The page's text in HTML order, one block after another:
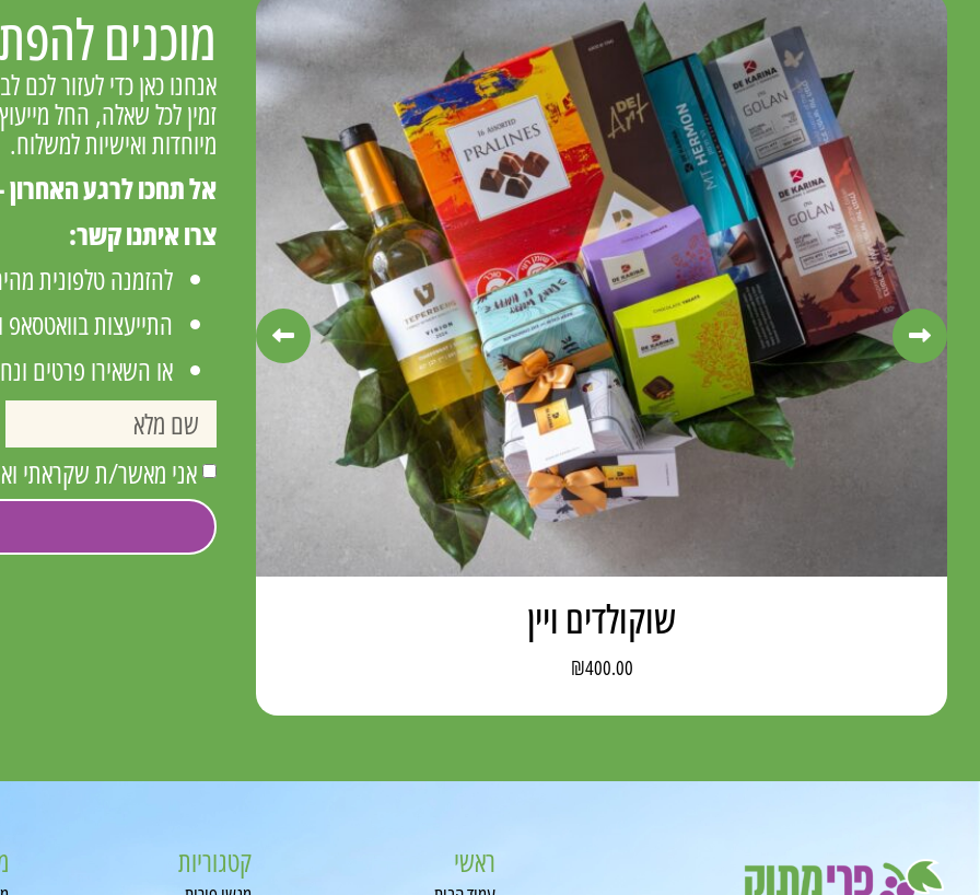
מוכנים
אנחנו כאן כדי לעזור
זמין לכל שאלה, החל
מיוחדות ואישיות למשלוח.
אל תחכו לרגע
צרו איתנו קשר:
להזמנה טלפונית
התייעצות
או השאירו פרטים
אני מאשר/ת שקראתי
מתוק בעיגול + עוגת פס
330.00
ראשי קטגוריות